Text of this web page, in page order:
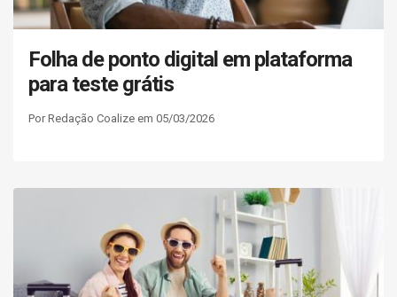
Folha de ponto digital em plataforma
para teste grátis
Por Redação Coalize em 05/03/2026